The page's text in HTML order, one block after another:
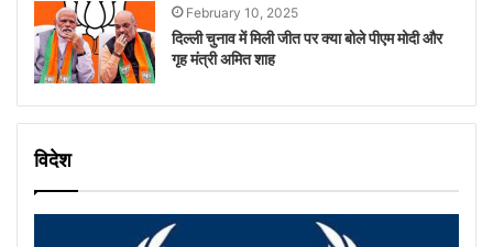
February 10, 2025
दिल्ली चुनाव में मिली जीत पर क्या बोले पीएम मोदी और
गृह मंत्री अमित शाह
विदेश